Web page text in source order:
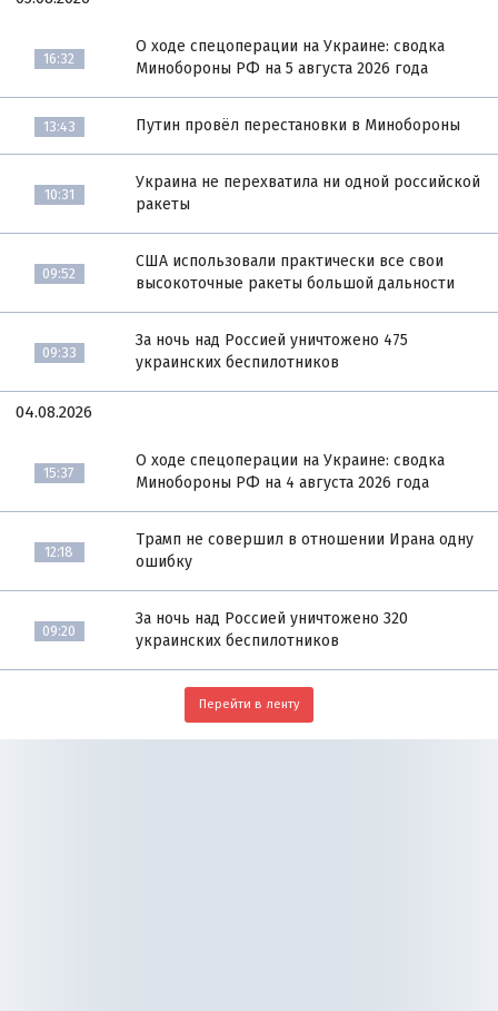
16:32
О ходе спецоперации на Украине: сводка
Минобороны РФ на 5 августа 2026 года
13:43 Путин провёл перестановки в Минобороны
10:31
Украина не перехватила ни одной российской
ракеты
09:52
США использовали практически все свои
высокоточные ракеты большой дальности
09:33
За ночь над Россией уничтожено 475
украинских беспилотников
04.08.2026
15:37
О ходе спецоперации на Украине: сводка
Минобороны РФ на 4 августа 2026 года
12:18
Трамп не совершил в отношении Ирана одну
ошибку
09:20
За ночь над Россией уничтожено 320
украинских беспилотников
Перейти в ленту